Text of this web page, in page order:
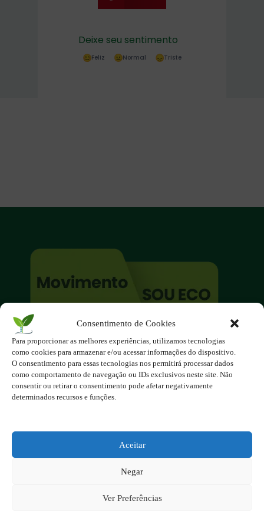
Consentimento de Cookies
Para proporcionar as melhores experiências, utilizamos tecnologias
como cookies para armazenar e/ou acessar informações do dispositivo.
O consentimento para essas tecnologias nos permitirá processar dados
como comportamento de navegação ou IDs exclusivos neste site. Não
consentir ou retirar o consentimento pode afetar negativamente
determinados recursos e funções.
Aceitar
Negar
Ver Preferências
Deixe seu sentimento
Feliz Normal Triste
O site é um movimento ambientalista!
Participe você também!
Podemos fazer muito
se nos unirmos!
Inscreva-se na Newsletter
2025 - Todos os direitos reservados à
Layout da home e rodapé criado por